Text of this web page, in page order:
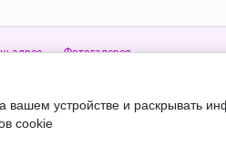
адрес Фотогалерея
Е-mail:
устройстве и раскрывать
cookie